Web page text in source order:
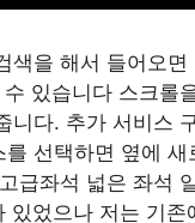
색을 해서 들어오면
있습니다 스크롤
니다. 추가 서비스
를 선택하면 옆에
급좌석 넓은 좌석
있었으나 저는 기존